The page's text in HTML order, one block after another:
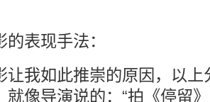
的表现手法：
让我如此推崇的原因，以
就像导演说的：“拍《停留